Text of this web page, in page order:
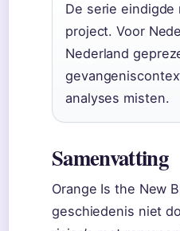
De serie eindigde
project. Voor
Nederland
analyses misten.
Samenvatting
Orange Is the New
geschiedenis niet